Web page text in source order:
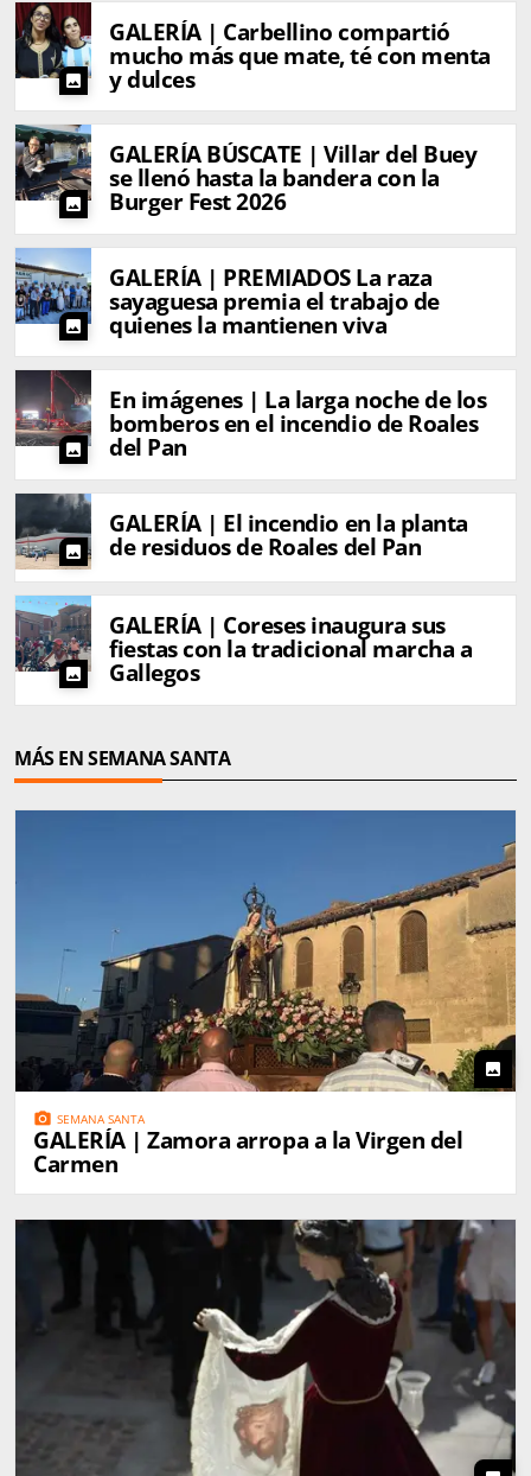
photo
GALERÍA | Carbellino compartió
mucho más que mate, té con menta
y dulces
photo
GALERÍA BÚSCATE | Villar del Buey
se llenó hasta la bandera con la
Burger Fest 2026
photo
GALERÍA | PREMIADOS La raza
sayaguesa premia el trabajo de
quienes la mantienen viva
photo
En imágenes | La larga noche de los
bomberos en el incendio de Roales
del Pan
photo
GALERÍA | El incendio en la planta
de residuos de Roales del Pan
photo
GALERÍA | Coreses inaugura sus
fiestas con la tradicional marcha a
Gallegos
MÁS EN SEMANA SANTA
photo
photo_camera SEMANA SANTA
GALERÍA | Zamora arropa a la Virgen del
Carmen